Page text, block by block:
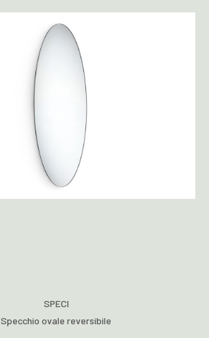
SPECI
Specchio ovale reversibile